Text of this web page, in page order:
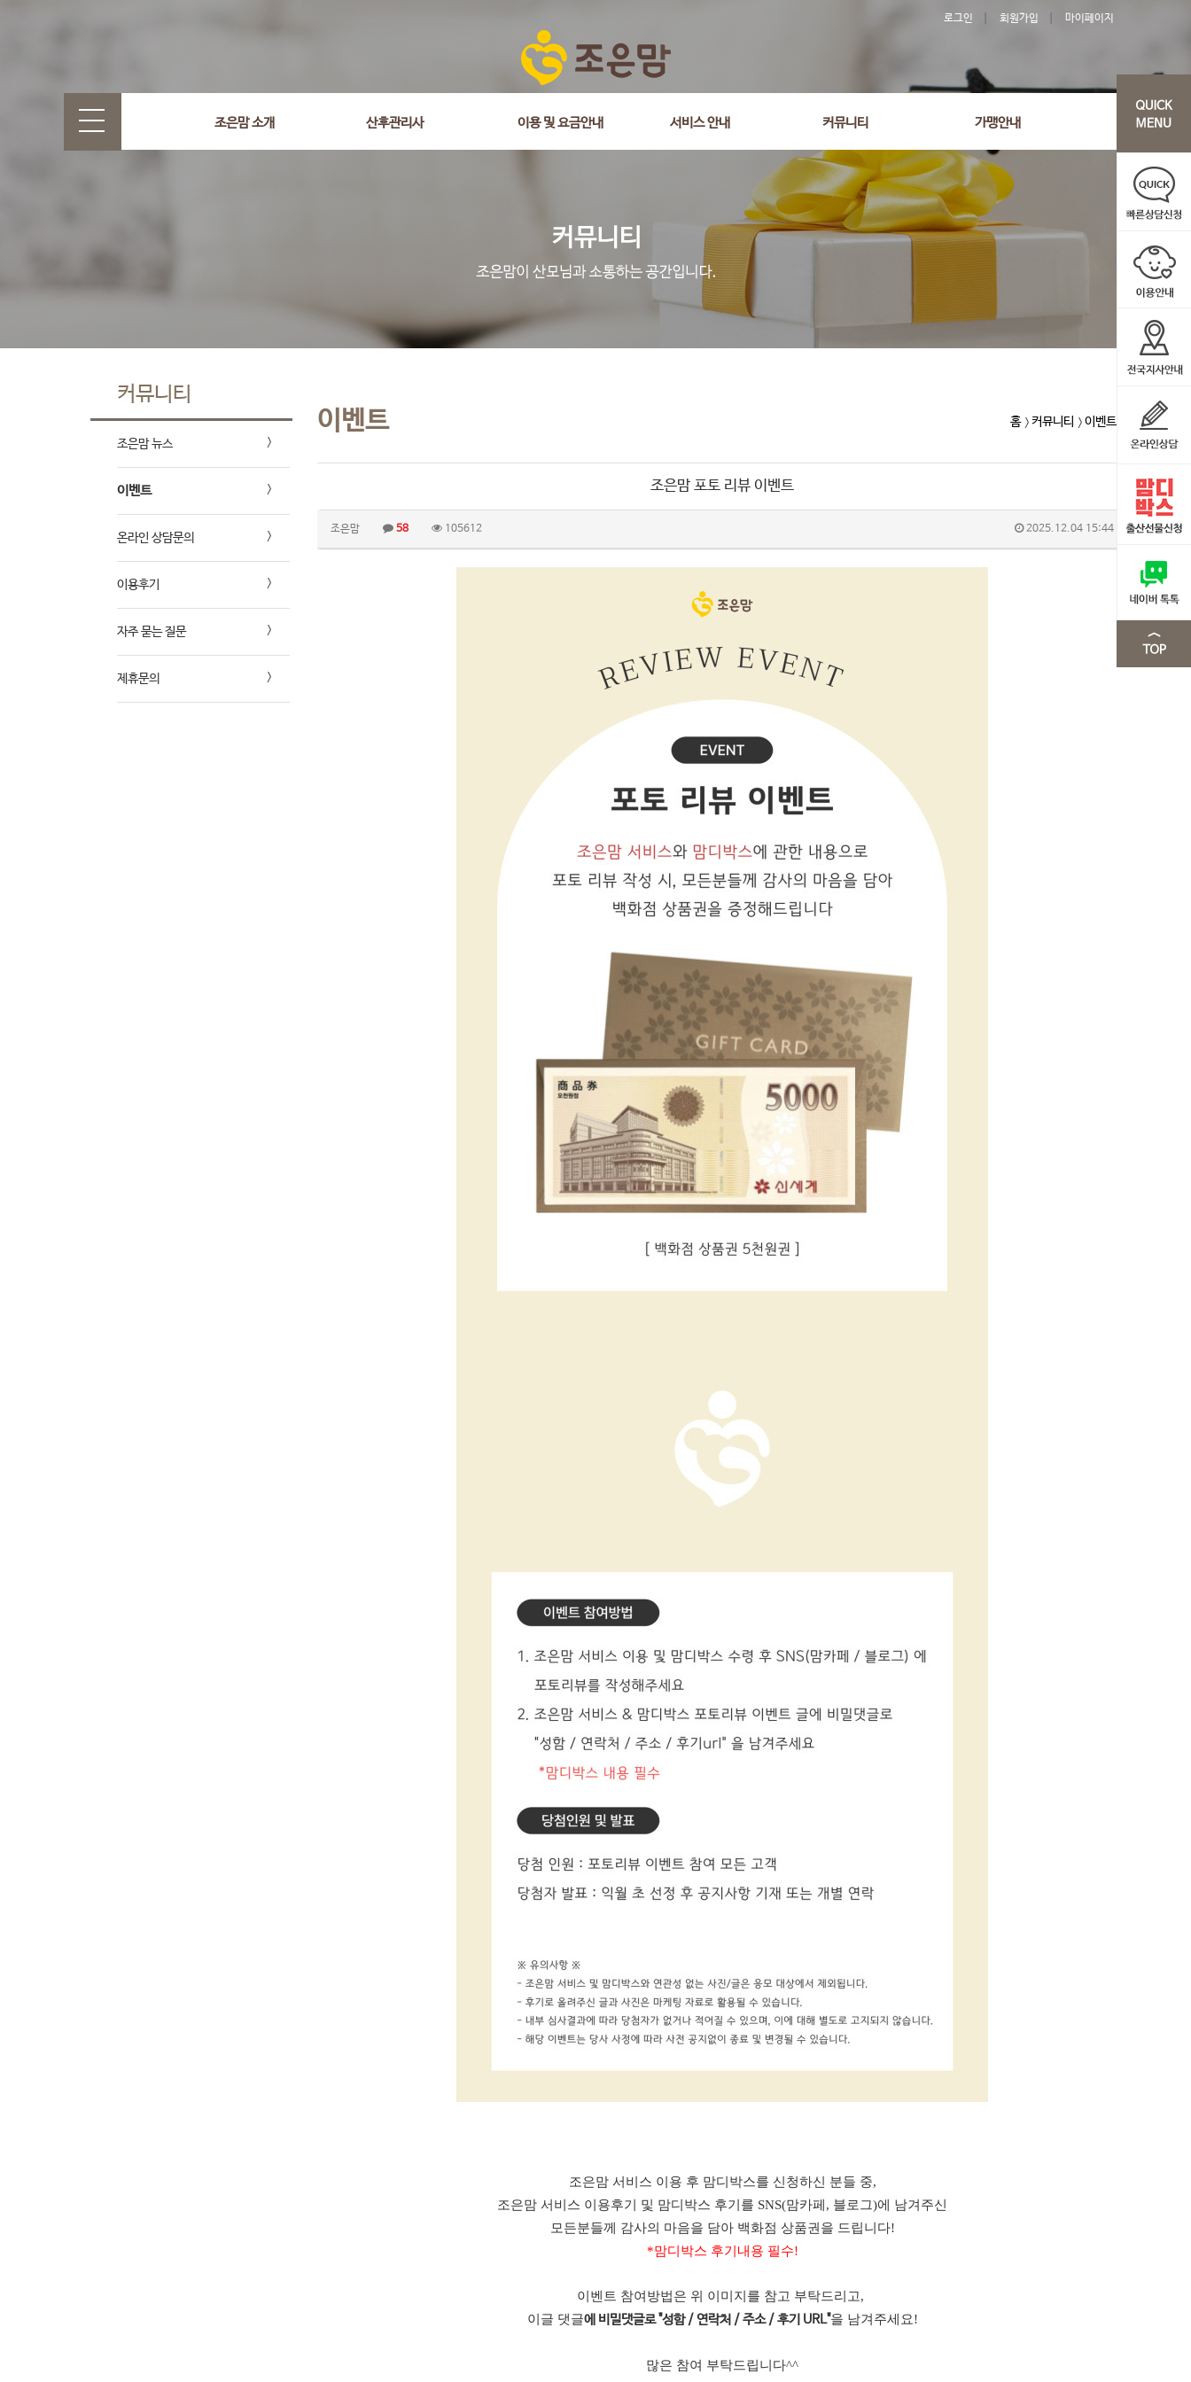
로그인 회원가입 마이페이지
조은맘 소개 산후관리사 이용 및 요금안내 서비스 안내 커뮤니티 가맹안내
커뮤니티
조은맘 뉴스
이벤트
온라인 상담문의
이용후기
자주 묻는 질문
제휴문의
이벤트 홈 커뮤니티 이벤트
조은맘 포토 리뷰 이벤트
조은맘 58 105612 2025.12.04 15:44
조은맘 서비스 이용 후 맘디박스를 신청하신 분들 중,
조은맘 서비스 이용후기 및 맘디박스 후기를 SNS(맘카페, 블로그)에 남겨주신
모든분들께 감사의 마음을 담아 백화점 상품권을 드립니다!
*맘디박스 후기내용 필수!
이벤트 참여방법은 위 이미지를 참고 부탁드리고,
이글 댓글에 비밀댓글로 "성함 / 연락처 / 주소 / 후기 URL"을 남겨주세요!
많은 참여 부탁드립니다^^